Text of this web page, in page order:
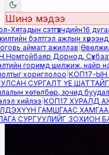
Шинэ мэдээ
сэтгүүлчдийн16
бэлтгэл ажлын
аймагт ажиллав|
Дорнод,
горимд шилжиж, найр
хориглолоо|КОП17-ЫН
СУРГАЛТ ҮЕ
хөтөлбөр, зочид буудал
хийлээ|КОП17 ХУРАЛД
ГАМШГААС
СУРГУУЛИЙГ ЗОХИОН